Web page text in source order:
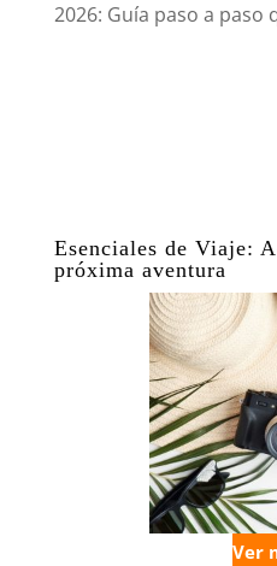
2026: Guía paso a paso
Esenciales de Viaje:
próxima aventura
Ver